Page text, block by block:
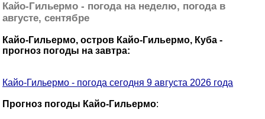
Кайо-Гильермо - погода на неделю, погода в
августе, сентябре
Кайо-Гильермо, остров Кайо-Гильермо, Куба -
прогноз погоды на завтра:
Кайо-Гильермо - погода сегодня 9 августа 2026 года
Прогноз погоды Кайо-Гильермо: